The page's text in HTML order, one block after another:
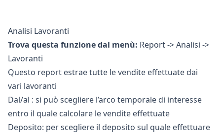
Analisi Lavoranti
Trova questa funzione dal menù: Report -> Analisi ->
Lavoranti
Questo report estrae tutte le vendite effettuate dai
vari lavoranti
Dal/al : si può scegliere l’arco temporale di interesse
entro il quale calcolare le vendite effettuate
Deposito: per scegliere il deposito sul quale effettuare